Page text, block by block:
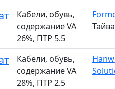
Кабели, обувь,
содержание VA
26%, ПТР 5.5
Кабели, обувь,
содержание VA
28%, ПТР 2.5